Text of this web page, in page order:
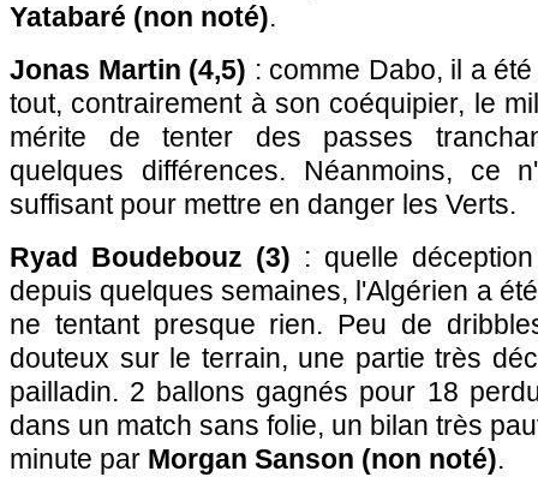
Yatabaré (non noté).
Jonas Martin (4,5) : comme Dabo, il a
tout, contrairement à son coéquipier, le
mérite de tenter des passes
quelques différences. Néanmoins, ce
suffisant pour mettre en danger les Verts.
Ryad Boudebouz (3) : quelle
depuis quelques semaines, l'Algérien a
ne tentant presque rien. Peu de
douteux sur le terrain, une partie très
pailladin. 2 ballons gagnés pour 18
dans un match sans folie, un bilan très
minute par Morgan Sanson (non noté).